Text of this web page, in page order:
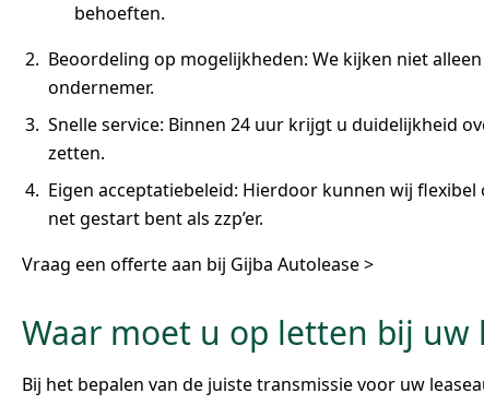
behoeften.
Beoordeling op mogelijkheden: We kijken niet
ondernemer.
Snelle service: Binnen 24 uur krijgt u duidelijkheid
zetten.
Eigen acceptatiebeleid: Hierdoor kunnen wij
net gestart bent als zzp’er.
Vraag een offerte aan bij Gijba Autolease >
Waar moet u op letten bij uw
Bij het bepalen van de juiste transmissie voor uw